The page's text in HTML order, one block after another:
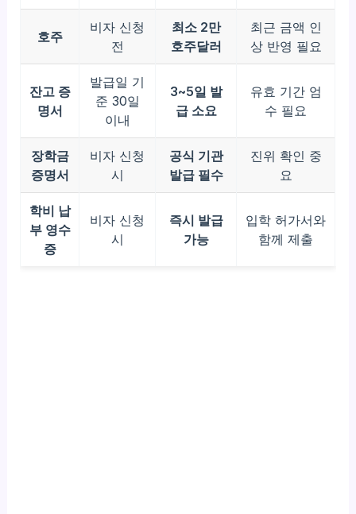
호주
비자 신청
전
최소 2만
호주달러
최근 금액 인
상 반영 필요
잔고 증
명서
발급일 기
준 30일
이내
3~5일 발
급 소요
유효 기간 엄
수 필요
장학금
증명서
비자 신청
시
공식 기관
발급 필수
진위 확인 중
요
학비 납
부 영수
증
비자 신청
시
즉시 발급
가능
입학 허가서와
함께 제출